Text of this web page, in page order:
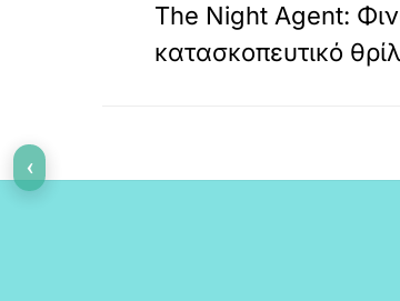
The Night Agent:
κατασκοπευτικό
‹